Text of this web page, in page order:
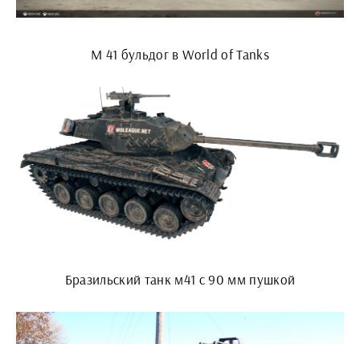
М 41 бульдог в World of Tanks
Бразильский танк м41 с 90 мм пушкой